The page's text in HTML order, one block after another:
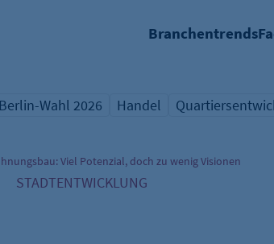
Branchentrends
Schlagwort
Übersicht Schlagwort
Berlin-Wahl 2026
Übersicht Schlagwort
Handel
Übersicht
Viel Potenzial, doch zu wenig Visionen
STADTENTWICKLUNG